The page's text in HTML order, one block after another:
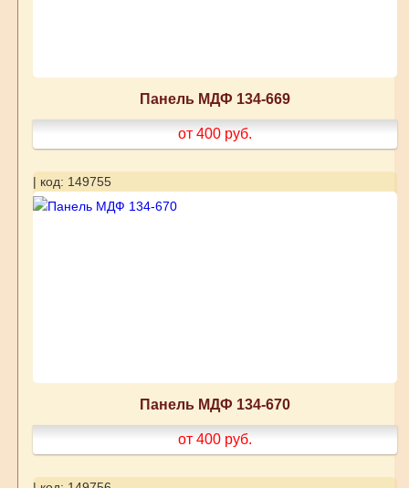
Панель МДФ 134-669
от 400 руб.
| код: 149755
Панель МДФ 134-670
от 400 руб.